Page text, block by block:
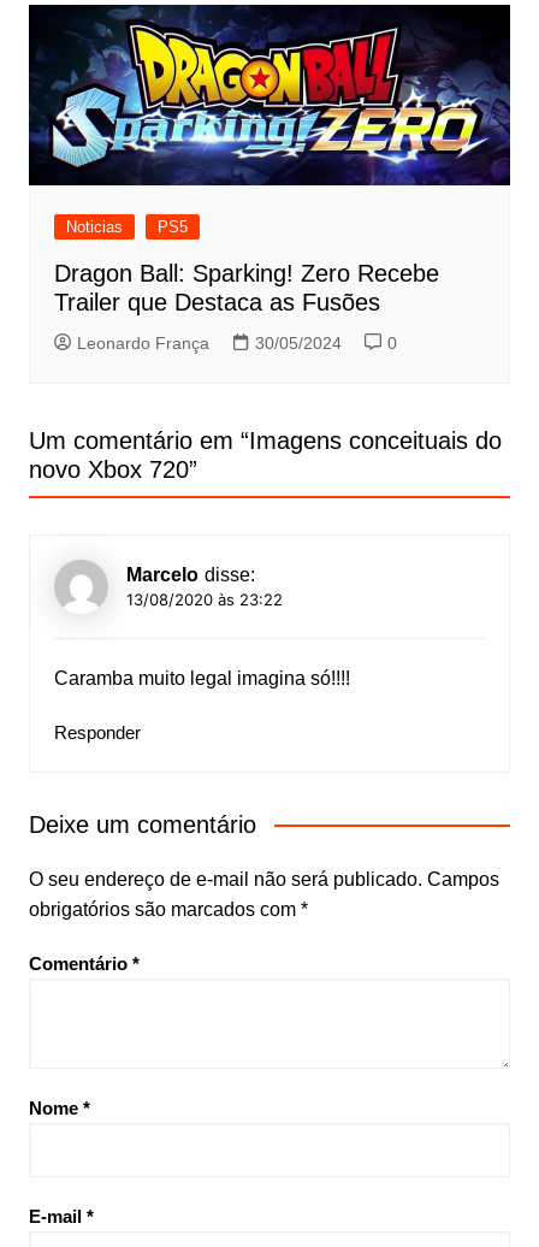
Noticias PS5
Dragon Ball: Sparking! Zero Recebe
Trailer que Destaca as Fusões
Leonardo França 30/05/2024 0
Um comentário em “Imagens conceituais do
novo Xbox 720”
Marcelo disse:
13/08/2020 às 23:22
Caramba muito legal imagina só!!!!
Responder
Deixe um comentário
O seu endereço de e-mail não será publicado. Campos
obrigatórios são marcados com *
Comentário *
Nome *
E-mail *